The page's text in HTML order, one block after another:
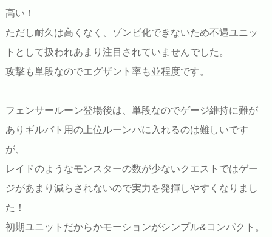
高い！
ただし耐久は高くなく、ゾンビ化できないため不遇ユニッ
トとして扱われあまり注目されていませんでした。
攻撃も単段なのでエグザント率も並程度です。
フェンサールーン登場後は、単段なのでゲージ維持に難が
ありギルバト用の上位ルーンパに入れるのは難しいです
が、
レイドのようなモンスターの数が少ないクエストではゲー
ジがあまり減らされないので実力を発揮しやすくなりまし
た！
初期ユニットだからかモーションがシンプル&コンパクト。